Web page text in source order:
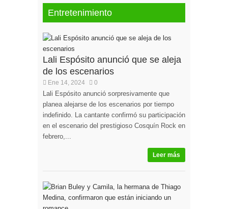
Entretenimiento
Lali Espósito anunció que se aleja
de los escenarios
Ene 14, 2024 0
Lali Espósito anunció sorpresivamente que
planea alejarse de los escenarios por tiempo
indefinido. La cantante confirmó su participación
en el escenario del prestigioso Cosquín Rock en
febrero,...
Leer más